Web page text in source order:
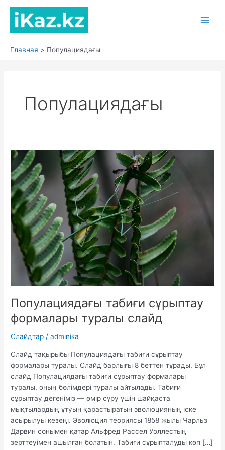
содержимому
Главная Популациядағы
Популациядағы
Популациядағы табиғи сұрыптау
формалары туралы слайд
Слайдтар /adminika
Слайд тақырыбы Популациядағы табиғи сұрыптау
формалары туралы. Слайд барлығы 8 беттен тұрады. Бұл
слайд Популациядағы табиғи сұрыптау формалары
туралы, оның бөлімдері туралы айтылады. Табиғи
сұрыптау дегеніміз — өмір сүру үшін шайқаста
мықтылардың ұтуын қарастыратын эволюцияның іске
асырылуы кезеңі. Эволюция теориясы 1858 жылы Чарльз
Дарвин сонымен қатар Альфред Рассел Уоллестың
зерттеуімен ашылған болатын. Табиғи сұрыпталуды көп […]